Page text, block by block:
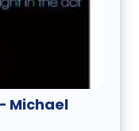
Michael